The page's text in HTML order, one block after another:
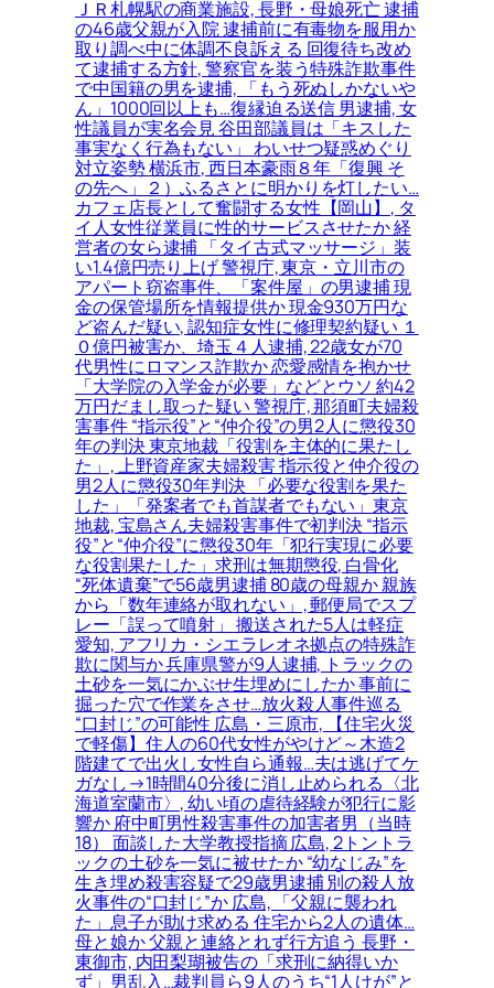
ＪＲ札幌駅の商業施設, 長野・母娘死亡 逮捕
の46歳父親が入院 逮捕前に有毒物を服用か
取り調べ中に体調不良訴える 回復待ち改め
て逮捕する方針, 警察官を装う特殊詐欺事件
で中国籍の男を逮捕, 「もう死ぬしかないや
ん」1000回以上も…復縁迫る送信 男逮捕, 女
性議員が実名会見 谷田部議員は「キスした
事実なく行為もない」 わいせつ疑惑めぐり
対立姿勢 横浜市, 西日本豪雨８年「復興 そ
の先へ」２）ふるさとに明かりを灯したい…
カフェ店長として奮闘する女性【岡山】, タ
イ人女性従業員に性的サービスさせたか 経
営者の女ら逮捕 「タイ古式マッサージ」装
い1.4億円売り上げ 警視庁, 東京・立川市の
アパート窃盗事件、「案件屋」の男逮捕 現
金の保管場所を情報提供か 現金930万円な
ど盗んだ疑い, 認知症女性に修理契約疑い １
０億円被害か、埼玉４人逮捕, 22歳女が70
代男性にロマンス詐欺か 恋愛感情を抱かせ
「大学院の入学金が必要」などとウソ 約42
万円だまし取った疑い 警視庁, 那須町夫婦殺
害事件 “指示役”と“仲介役”の男2人に懲役30
年の判決 東京地裁「役割を主体的に果たし
た」, 上野資産家夫婦殺害 指示役と仲介役の
男2人に懲役30年判決 「必要な役割を果た
した」「発案者でも首謀者でもない」東京
地裁, 宝島さん夫婦殺害事件で初判決 “指示
役”と“仲介役”に懲役30年「犯行実現に必要
な役割果たした」求刑は無期懲役, 白骨化
“死体遺棄”で56歳男逮捕 80歳の母親か 親族
から「数年連絡が取れない」, 郵便局でスプ
レー「誤って噴射」 搬送された5人は軽症
愛知, アフリカ・シエラレオネ拠点の特殊詐
欺に関与か 兵庫県警が9人逮捕, トラックの
土砂を一気にかぶせ生埋めにしたか 事前に
掘った穴で作業をさせ…放火殺人事件巡る
“口封じ”の可能性 広島・三原市, 【住宅火災
で軽傷】住人の60代女性がやけど～木造2
階建てで出火し女性自ら通報…夫は逃げてケ
ガなし→1時間40分後に消し止められる〈北
海道室蘭市〉, 幼い頃の虐待経験が犯行に影
響か 府中町男性殺害事件の加害者男（当時
18） 面談した大学教授指摘 広島, 2トントラ
ックの土砂を一気に被せたか “幼なじみ”を
生き埋め殺害容疑で29歳男逮捕 別の殺人放
火事件の“口封じ”か 広島, 「父親に襲われ
た」息子が助け求める 住宅から2人の遺体…
母と娘か 父親と連絡とれず行方追う 長野・
東御市, 内田梨瑚被告の「求刑に納得いか
ず」男乱入…裁判員ら9人のうち“1人けが”と